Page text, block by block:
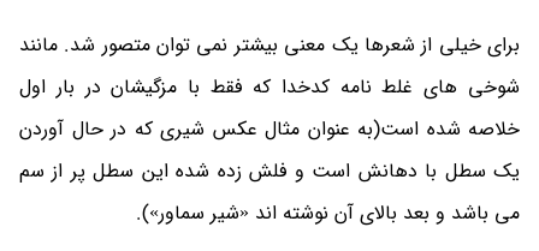
برای خیلی از شعرها یک معنی بیشتر نمی توان متصور شد. مانند
شوخی های غلط نامه کدخدا که فقط با مزگیشان در بار اول
خلاصه شده است(به عنوان مثال عکس شیری که در حال آوردن
یک سطل با دهانش است و فلش زده شده این سطل پر از سم
می باشد و بعد بالای آن نوشته اند «شیر سماور»).